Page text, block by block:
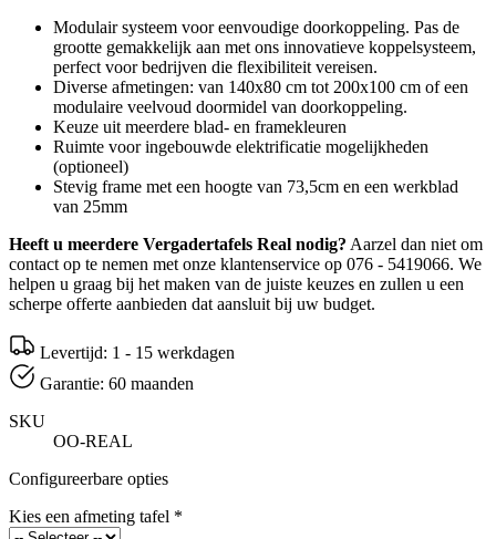
Modulair systeem voor eenvoudige doorkoppeling. Pas de
grootte gemakkelijk aan met ons innovatieve koppelsysteem,
perfect voor bedrijven die flexibiliteit vereisen.
Diverse afmetingen: van 140x80 cm tot 200x100 cm of een
modulaire veelvoud doormidel van doorkoppeling.
Keuze uit meerdere blad- en framekleuren
Ruimte voor ingebouwde elektrificatie mogelijkheden
(optioneel)
Stevig frame met een hoogte van 73,5cm en een werkblad
van 25mm
Heeft u meerdere Vergadertafels Real nodig? Aarzel dan niet om
contact op te nemen met onze klantenservice op 076 - 5419066. We
helpen u graag bij het maken van de juiste keuzes en zullen u een
scherpe offerte aanbieden dat aansluit bij uw budget.
Levertijd: 1 - 15 werkdagen
Garantie: 60 maanden
SKU
OO-REAL
Configureerbare opties
Kies een afmeting tafel *